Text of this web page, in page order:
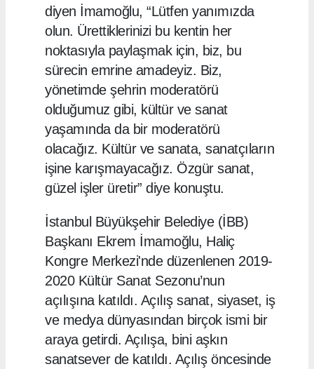
diyen İmamoğlu, “Lütfen yanımızda
olun. Ürettiklerinizi bu kentin her
noktasıyla paylaşmak için, biz, bu
sürecin emrine amadeyiz. Biz,
yönetimde şehrin moderatörü
olduğumuz gibi, kültür ve sanat
yaşamında da bir moderatörü
olacağız. Kültür ve sanata, sanatçıların
işine karışmayacağız. Özgür sanat,
güzel işler üretir” diye konuştu.
İstanbul Büyükşehir Belediye (İBB)
Başkanı Ekrem İmamoğlu, Haliç
Kongre Merkezi'nde düzenlenen 2019-
2020 Kültür Sanat Sezonu’nun
açılışına katıldı. Açılış sanat, siyaset, iş
ve medya dünyasından birçok ismi bir
araya getirdi. Açılışa, bini aşkın
sanatsever de katıldı. Açılış öncesinde